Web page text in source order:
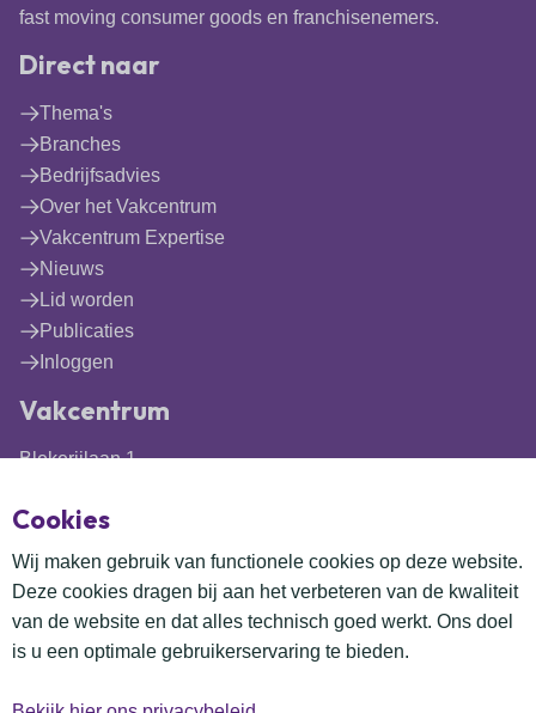
Agenda
fast moving consumer goods en franchisenemers.
Direct naar
Thema's
Branches
Bedrijfsadvies
Over het Vakcentrum
Vakcentrum Expertise
Nieuws
Lid worden
Publicaties
Inloggen
Vakcentrum
Blekerijlaan 1
(0348) 41 97 71
Cookies
Wij maken gebruik van functionele cookies op deze website.
Deze cookies dragen bij aan het verbeteren van de kwaliteit
van de website en dat alles technisch goed werkt. Ons doel
is u een optimale gebruikerservaring te bieden.